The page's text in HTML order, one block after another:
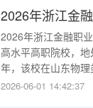
43
2026年浙江金
2026年浙江金融职
高水平高职院校，
年，该校在山东物
数约为430-445分；
2026-06-01 14:42:37